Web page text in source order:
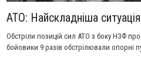
АТО: Найскладніша
Обстріли позицій сил АТО з боку НЗФ
бойовики 9 разів обстрілювали опорні